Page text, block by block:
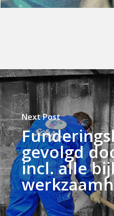
Next Post
gevolgd
incl. alle